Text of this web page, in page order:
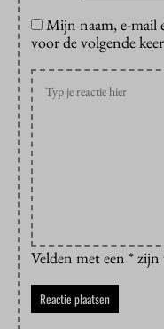
Mijn naam, e-mail
voor de volgende
Velden met een *